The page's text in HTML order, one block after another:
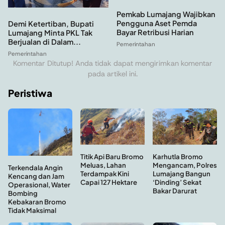
Demi Ketertiban, Bupati
Lumajang Minta PKL Tak
Berjualan di Dalam...
Pemerintahan
Pemkab Lumajang Wajibkan
Pengguna Aset Pemda
Bayar Retribusi Harian
Pemerintahan
Komentar Ditutup! Anda tidak dapat mengirimkan komentar
pada artikel ini.
Peristiwa
Terkendala Angin
Kencang dan Jam
Operasional, Water
Bombing
Kebakaran Bromo
Tidak Maksimal
Titik Api Baru Bromo
Meluas, Lahan
Terdampak Kini
Capai 127 Hektare
Karhutla Bromo
Mengancam, Polres
Lumajang Bangun
‘Dinding’ Sekat
Bakar Darurat